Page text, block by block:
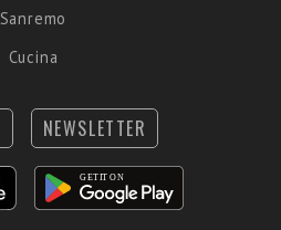
Sanremo
Cucina
NEWSLETTER